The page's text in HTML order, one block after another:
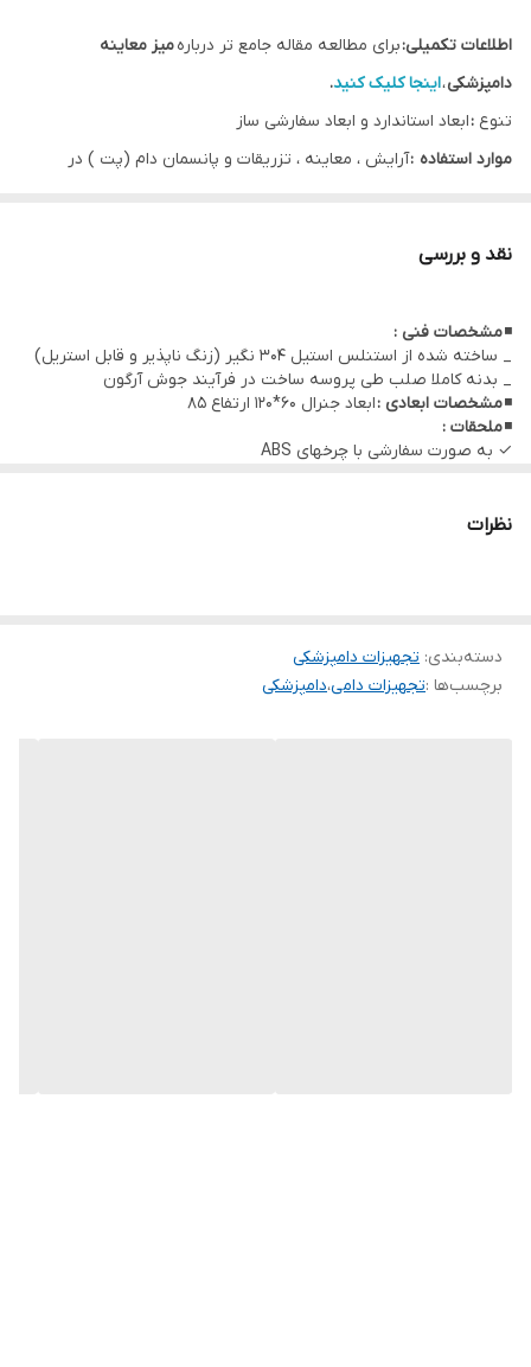
اطلاعات تکمیلی:برای مطالعه مقاله جامع تر دربارهمیز معاینه
دامپزشکی،اینجا کلیک کنید.
تنوع :ابعاد استاندارد و ابعاد سفارشی ساز
موارد استفاده :آرایش ، معاینه ، تزریقات و پانسمان دام (پت ) در
نقد و بررسی
◾مشخصات فنی :
_ ساخته شده از استنلس استیل 304 نگیر (زنگ ناپذیر و قابل استریل)
_ بدنه کاملا صلب طی پروسه ساخت در فرآیند جوش آرگون
◾مشخصات ابعادی :ابعاد جنرال 60*120 ارتفاع 85
◾ملحقات :
✓ به صورت سفارشی با چرخهای ABS
نظرات
دسته‌بندی: تجهیزات دامپزشکی
برچسب‌ها :تجهیزات دامی،دامپزشکی